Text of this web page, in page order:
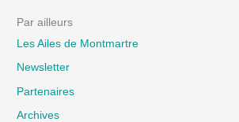
Par ailleurs
Les Ailes de Montmartre
Newsletter
Partenaires
Archives